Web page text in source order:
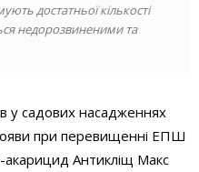
достатньої кількості
недорозвиненими та
у садових насадженнях
при перевищенні ЕПШ
акарицид Антикліщ Макс